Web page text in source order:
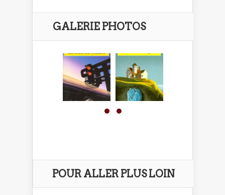
GALERIE PHOTOS
POUR ALLER PLUS LOIN